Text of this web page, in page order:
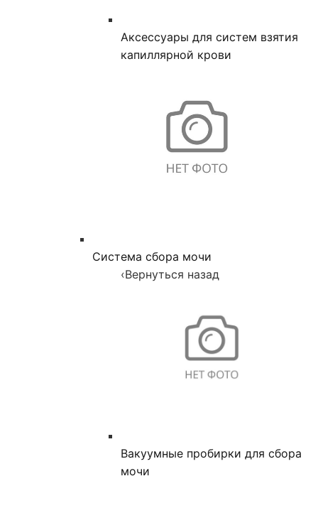
Аксессуары для систем взятия
капиллярной крови
Система сбора мочи
‹Вернуться назад
Вакуумные пробирки для сбора
мочи